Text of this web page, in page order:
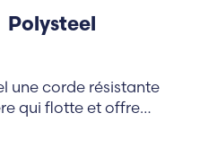
Polysteel
une corde résistante
qui flotte et offre…